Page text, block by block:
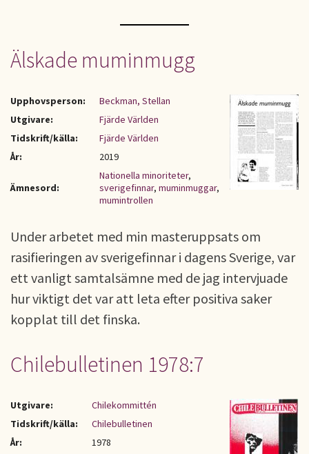
Älskade muminmugg
Upphovsperson:
Beckman, Stellan
Utgivare:
Fjärde Världen
Tidskrift/källa:
Fjärde Världen
År:
2019
Ämnesord:
Nationella minoriteter,
sverigefinnar, muminmuggar,
mumintrollen
Under arbetet med min masteruppsats om
rasifieringen av sverigefinnar i dagens Sverige, var
ett vanligt samtalsämne med de jag intervjuade
hur viktigt det var att leta efter positiva saker
kopplat till det finska.
Chilebulletinen 1978:7
Utgivare:
Chilekommittén
Tidskrift/källa:
Chilebulletinen
År:
1978